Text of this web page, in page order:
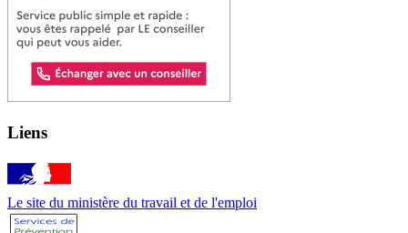
Liens
Le site du ministère du travail et de l'emploi